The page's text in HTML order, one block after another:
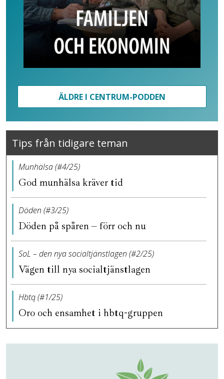
ÄLDRE I CENTRUM-PODDEN
Tips från tidigare teman
Munhälsa (#4/25)
God munhälsa kräver tid
Döden (#3/25)
Döden på spåren – förr och nu
SoL – den nya socialtjänstlagen (#2/25)
Vägen till nya socialtjänstlagen
Hbtq (#1/25)
Oro och ensamhet i hbtq-gruppen